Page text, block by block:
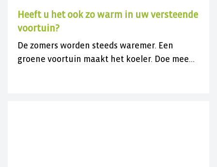
Heeft u het ook zo warm in uw versteende
voortuin?
De zomers worden steeds waremer. Een
groene voortuin maakt het koeler. Doe mee